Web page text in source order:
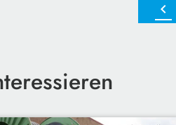
chevron_left